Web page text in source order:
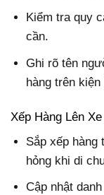
Kiểm tra quy
cần.
Ghi rõ tên
hàng trên kiện
Xếp Hàng Lên
Sắp xếp hàng
hỏng khi di
Cập nhật